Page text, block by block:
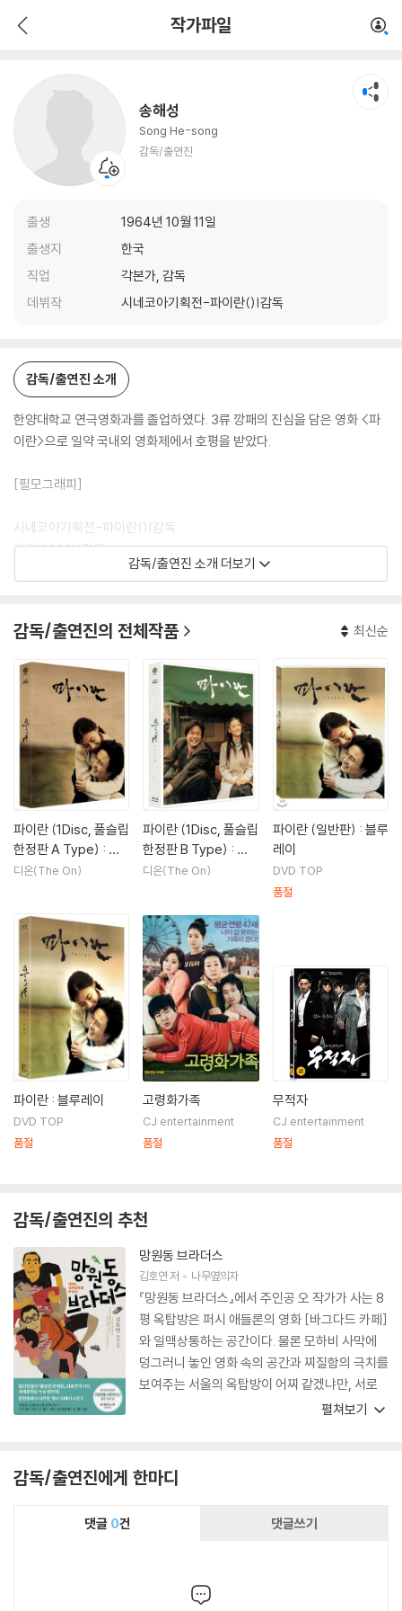
작가파일
송해성
Song He-song
감독/출연진
출생
1964년 10월 11일
출생지
한국
직업
각본가, 감독
데뷔작
시네코아기획전-파이란()|감독
감독/출연진 소개
한양대학교 연극영화과를 졸업하였다. 3류 깡패의 진심을 담은 영화 <파
이란>으로 일약 국내외 영화제에서 호평을 받았다.
[필모그래피]
시네코아기획전-파이란()|감독
카라(1999)|감독
우리들의 행복한 시간(2006)|감독
감독/출연진 소개 더보기
감독/출연진의 전체작품 최신순
파이란 (1Disc, 풀슬립
한정판 A Type) : 블
루레이
디온(The On)
파이란 (1Disc, 풀슬립
한정판 B Type) : 블
루레이
디온(The On)
파이란 (일반판) : 블루
레이
DVD TOP
품절
파이란 : 블루레이
DVD TOP
품절
고령화가족
CJ entertainment
품절
무적자
CJ entertainment
품절
감독/출연진의 추천
망원동 브라더스
김호연저 나무옆의자
『망원동 브라더스』에서 주인공 오 작가가 사는 8
평 옥탑방은 퍼시 애들론의 영화 [바그다드 카페]
와 일맥상통하는 공간이다. 물론 모하비 사막에
덩그러니 놓인 영화 속의 공간과 찌질함의 극치를
보여주는 서울의 옥탑방이 어찌 같겠냐만, 서로
를 이해하고 끌어안아 그 공간을 사랑이 충만한
하게 만든다. 소설 속 인물들은 찌질하다 못해 사
상은 살 만한 가치가 있는가’란 비관적인 질문에
답하듯, 서로를 보듬어주고 살다 보면 그 삶 또한
선이 소설을 의미 있게 만들어내고 있다. 다들 웃
펼쳐보기
감독/출연진에게 한마디
댓글 0건 댓글쓰기